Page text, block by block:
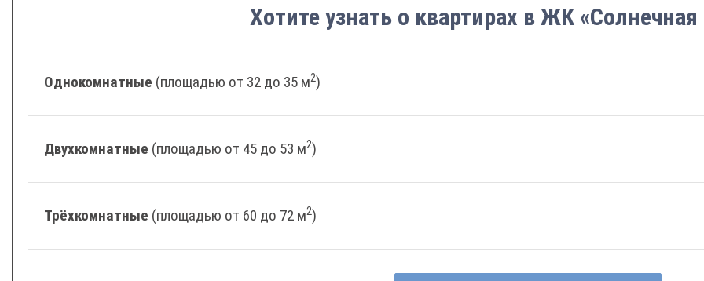
Хотите узнать о квартирах в ЖК «Солнечная
Однокомнатные (площадью от 32 до 35 м2)
Двухкомнатные (площадью от 45 до 53 м2)
Трёхкомнатные (площадью от 60 до 72 м2)